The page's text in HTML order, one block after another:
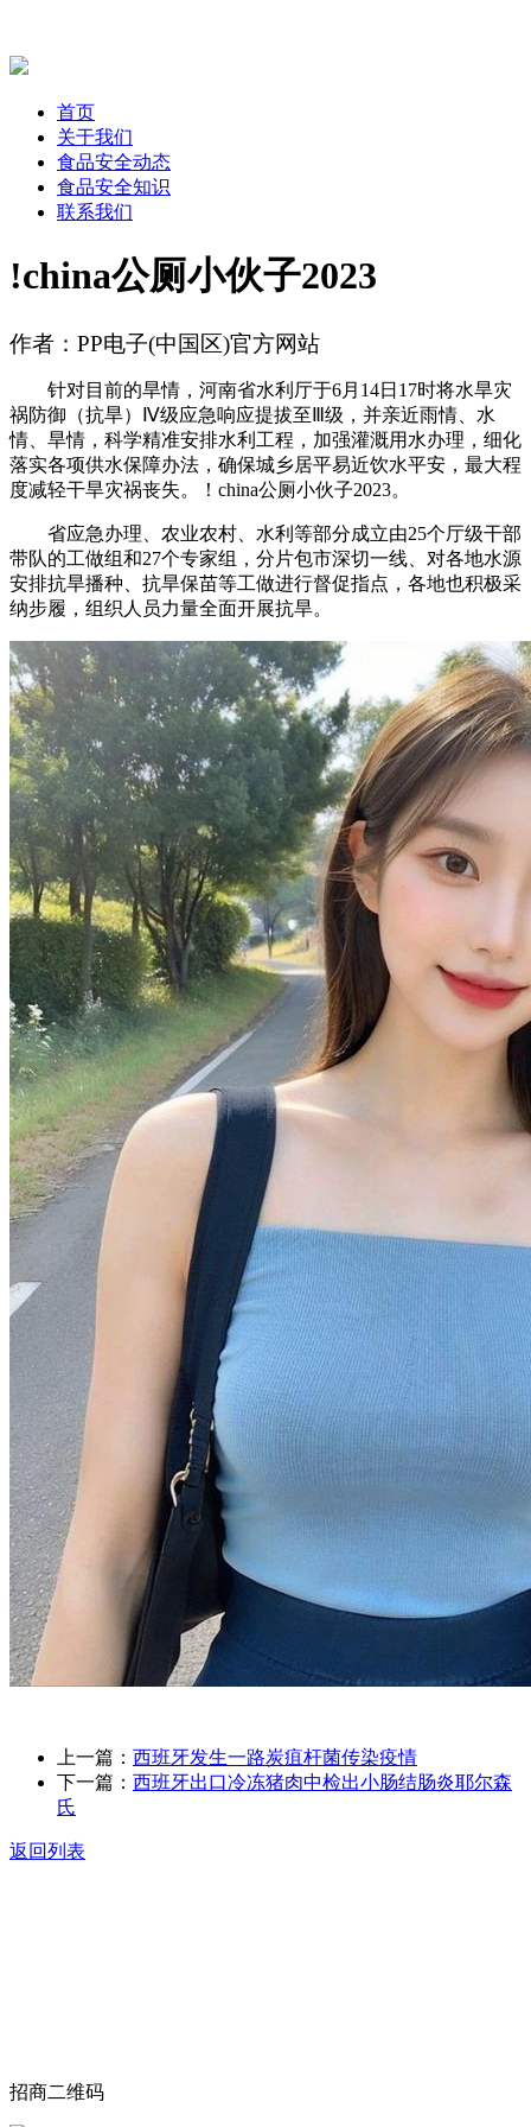
首页
关于我们
食品安全动态
食品安全知识
联系我们
!china公厕小伙子2023
作者：PP电子(中国区)官方网站
针对目前的旱情，河南省水利厅于6月14日17时将水旱灾
祸防御（抗旱）Ⅳ级应急响应提拔至Ⅲ级，并亲近雨情、水
情、旱情，科学精准安排水利工程，加强灌溉用水办理，细化
落实各项供水保障办法，确保城乡居平易近饮水平安，最大程
度减轻干旱灾祸丧失。！china公厕小伙子2023。
省应急办理、农业农村、水利等部分成立由25个厅级干部
带队的工做组和27个专家组，分片包市深切一线、对各地水源
安排抗旱播种、抗旱保苗等工做进行督促指点，各地也积极采
纳步履，组织人员力量全面开展抗旱。
上一篇： 西班牙发生一路炭疽杆菌传染疫情
下一篇： 西班牙出口冷冻猪肉中检出小肠结肠炎耶尔森
氏
返回列表
招商二维码